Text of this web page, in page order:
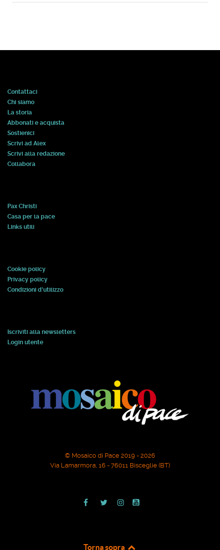
Contattaci
Chi siamo
La storia
Abbonati e acquista
Sostienici
Scrivi ad Alex
Scrivi alla redazione
Collabora
Pax Christi
Casa per la pace
Links utili
Cookie policy
Privacy policy
Condizioni d'utilizzo
Iscriviti alla newsletters
Login utente
© Mosaico di Pace 2019 - 2026
Via Lamarmora, 16 - 76011 Bisceglie (BT)
Torna sopra